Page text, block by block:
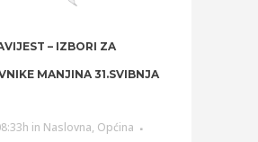
– IZBORI ZA
MANJINA 31.SVIBNJA
in Naslovna, Općina